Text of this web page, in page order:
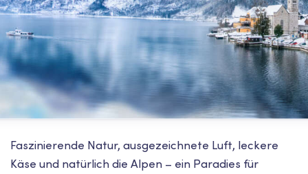
Faszinierende Natur, ausgezeichnete Luft, leckere
Käse und natürlich die Alpen – ein Paradies für